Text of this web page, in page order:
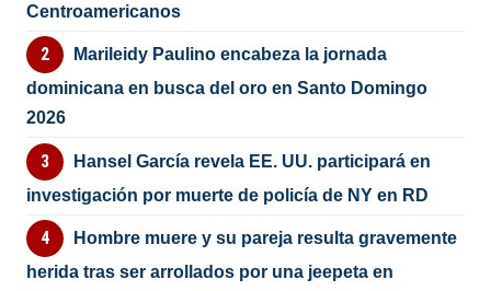
Centroamericanos
Marileidy Paulino encabeza la jornada
dominicana en busca del oro en Santo Domingo
2026
Hansel García revela EE. UU. participará en
investigación por muerte de policía de NY en RD
Hombre muere y su pareja resulta gravemente
herida tras ser arrollados por una jeepeta en